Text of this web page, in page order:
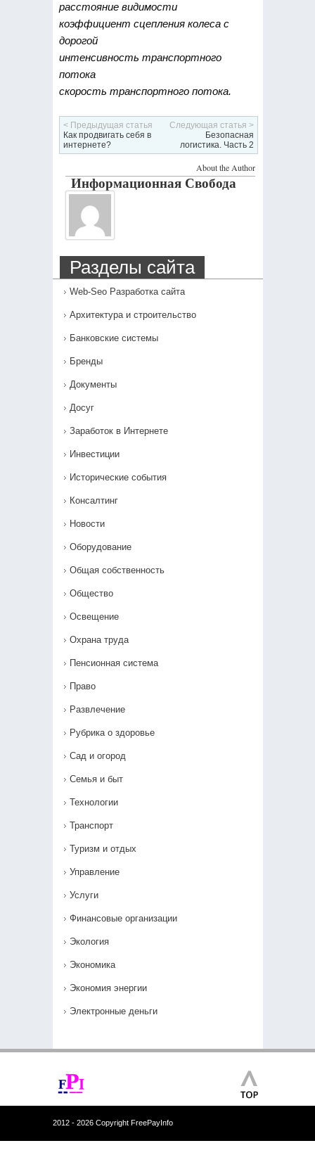
расстояние видимости
коэффициент сцепления колеса с
дорогой
интенсивность транспортного
потока
скорость транспортного потока.
< Предыдущая статья
Как продвигать себя в
интернете?
Следующая статья >
Безопасная
логистика. Часть 2
About the Author
Информационная Свобода
Разделы сайта
Web-Seo Разработка сайта
Архитектура и строительство
Банковские системы
Бренды
Документы
Досуг
Заработок в Интернете
Инвестиции
Исторические события
Консалтинг
Новости
Оборудование
Общая собственность
Общество
Освещение
Охрана труда
Пенсионная система
Право
Развлечение
Рубрика о здоровье
Сад и огород
Семья и быт
Технологии
Транспорт
Туризм и отдых
Управление
Услуги
Финансовые организации
Экология
Экономика
Экономия энергии
Электронные деньги
2012 - 2026 Copyright FreePayInfo